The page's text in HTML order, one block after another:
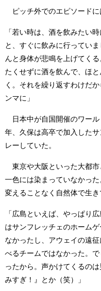
ピッチ外でのエピソードに
「若い時は、酒を飲みたい
と、すぐに飲みに行ってい
んと身体が悲鳴を上げてく
たくせずに酒を飲んで、ほ
く。それを繰り返すわけだ
ンマに」
日本中が自国開催のワール
年、久保は高卒で加入した
レーしていた。
東京や大阪といった大都
一色には染まっていなかっ
変えることなく自然体で生き
「広島といえば、やっぱり
はサンフレッチェのホーム
なかったし、アウェイの遠
べるチームではなかった。
ったから。声かけてくるの
みすぎ！』とか（笑）」